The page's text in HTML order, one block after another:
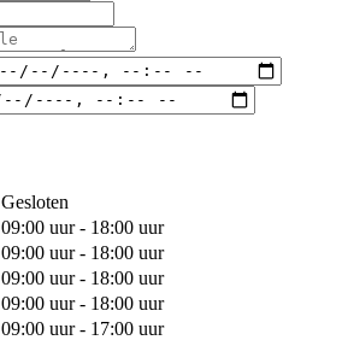
Gesloten
09:00 uur - 18:00 uur
09:00 uur - 18:00 uur
09:00 uur - 18:00 uur
09:00 uur - 18:00 uur
09:00 uur - 17:00 uur